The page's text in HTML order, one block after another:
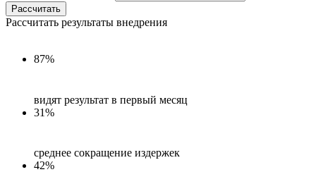
Рассчитать
Рассчитать результаты внедрения
87%
видят результат в первый месяц
31%
среднее сокращение издержек
42%